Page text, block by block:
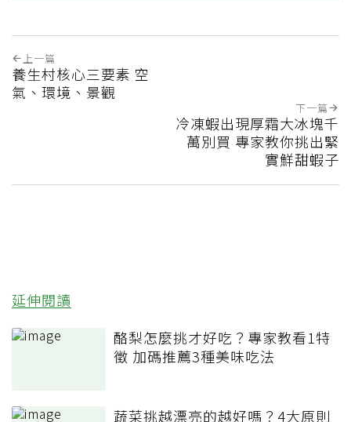
上一篇
養生村核心三要素 空
氣、環境、景觀
下一篇
冷凍蝦出現厚霜大冰塊千
萬別買 專家教你挑出緊
實鮮甜蝦子
延伸閱讀
酪梨怎麼挑才好吃？專家教看1特
徵 加碼推薦3種美味吃法
蔬菜挑越漂亮的越好嗎？4大原則